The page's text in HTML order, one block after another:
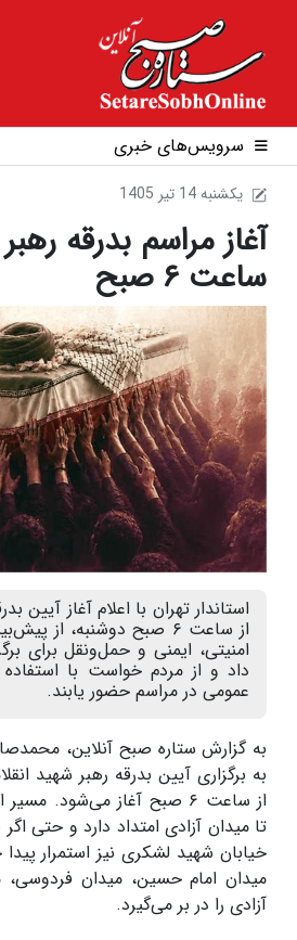
سرویس‌های خبری
1405 يکشنبه 14 تير
آغاز مراسم بدرقه
ساعت ۶ صبح
استاندار تهران با اعلام آغاز آیین
از ساعت ۶ صبح دوشنبه، از
امنیتی، ایمنی و حمل‌ونقل برای
داد و از مردم خواست با
عمومی در مراسم حضور یابند.
به گزارش ستاره صبح آنلاین،
به برگزاری آیین بدرقه رهبر شهید
از ساعت ۶ صبح آغاز می‌شود.
تا میدان آزادی امتداد دارد و حتی اگر
خیابان شهید لشکری نیز استمرار
میدان امام حسین، میدان فردوسی،
آزادی را در بر می‌گیرد.